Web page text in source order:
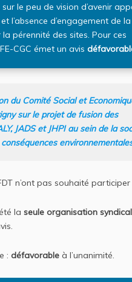
le peu de vision d’avenir
l’absence d’engagement de la
la pérennité des sites. Pour ces
CGC émet un avis
du Comité Social et
sur le projet de fusion des
JADS et JHPI au sein de la
conséquences
n’ont pas souhaité
la seule organisation
: défavorable à l’unanimité.